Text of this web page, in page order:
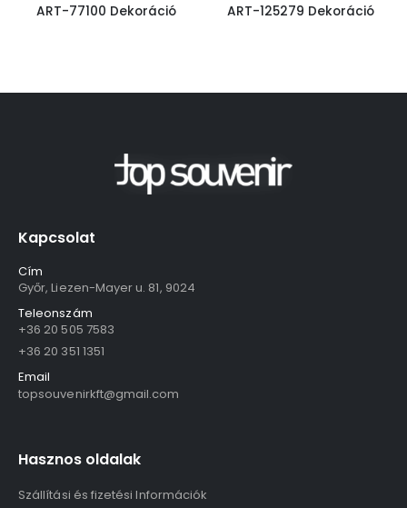
ART-77100 Dekoráció ART-125279 Dekoráció
Kapcsolat
Cím
Győr, Liezen-Mayer u. 81, 9024
Teleonszám
+36 20 505 7583
+36 20 351 1351
Email
topsouvenirkft@gmail.com
Hasznos oldalak
Szállítási és fizetési Információk